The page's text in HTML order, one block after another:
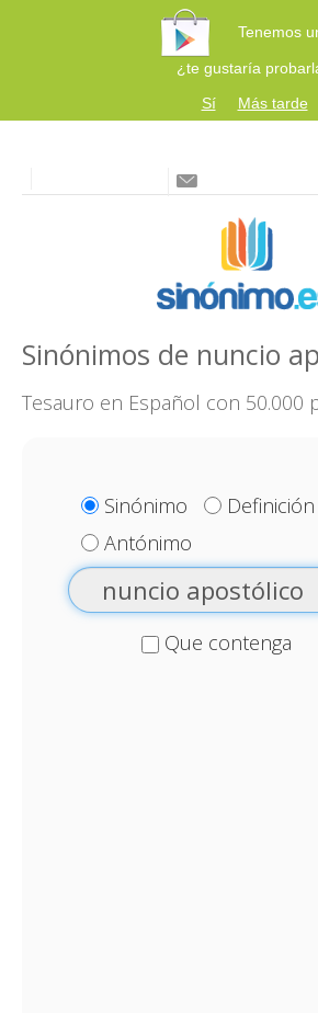
Tenemos
¿te gustaría
Sí
Más tarde
Sinónimos de nuncio
Tesauro en Español con 50.000
Sinónimo
Definición
Antónimo
Que contenga